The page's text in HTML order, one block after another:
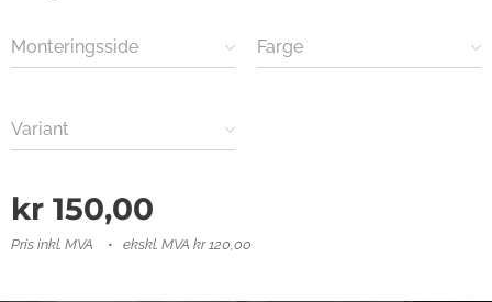
Monteringsside Farge
Variant
kr 150,00
Pris inkl. MVA ekskl. MVA kr 120,00